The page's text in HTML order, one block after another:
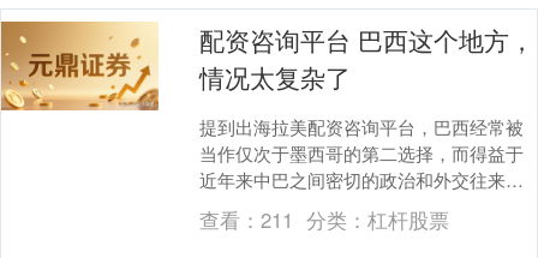
配资咨询平台 巴西这个地方，
情况太复杂了
提到出海拉美配资咨询平台，巴西经常被
当作仅次于墨西哥的第二选择，而得益于
近年来中巴之间密切的政治和外交往来，
巴西在中文互联网上受到的关注度明显提
高。 在巴西国内....
查看：211 分类： 杠杆股票